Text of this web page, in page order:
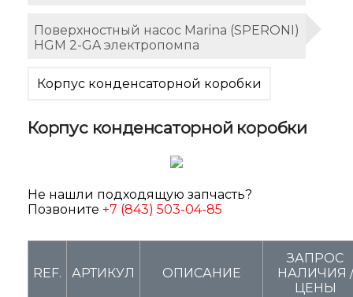
Поверхностный насос Marina (SPERONI)
HGM 2-GA электропомпа
Корпус конденсаторной коробки
Корпус конденсаторной коробки
Не нашли подходящую запчасть?
Позвоните +7 (843) 503-04-85
REF. АРТИКУЛ ОПИСАНИЕ
ЗАПРОС
НАЛИЧИЯ /
ЦЕНЫ